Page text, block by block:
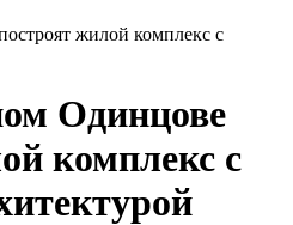
жилой комплекс с
Одинцове
комплекс с